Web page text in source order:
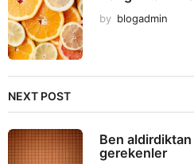
by blogadmin
NEXT POST
Ben
gerekenler